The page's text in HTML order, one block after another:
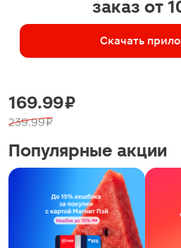
заказ от
Скачать
169.99 ₽
239.99 ₽
Популярные акции